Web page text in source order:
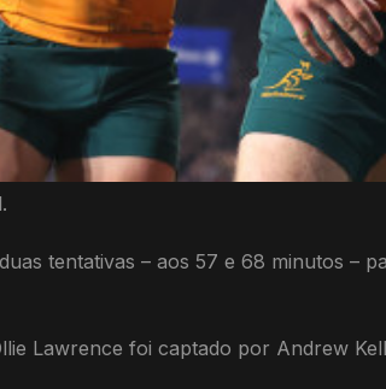
tentativas – aos 57 e 68 minutos –
Lawrence foi captado por Andrew